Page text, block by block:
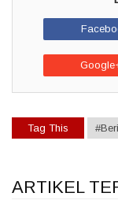
Tag This
ARTIKEL